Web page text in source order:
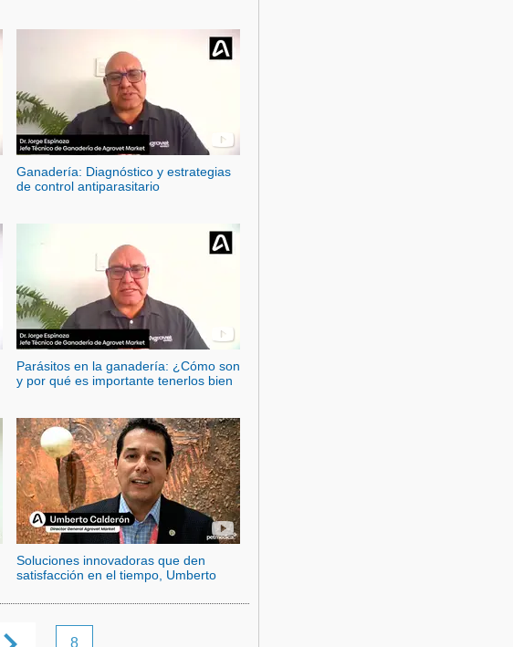
Ganadería: Diagnóstico y estrategias
de control antiparasitario
Parásitos en la ganadería: ¿Cómo son
y por qué es importante tenerlos bien
Soluciones innovadoras que den
satisfacción en el tiempo, Umberto
8